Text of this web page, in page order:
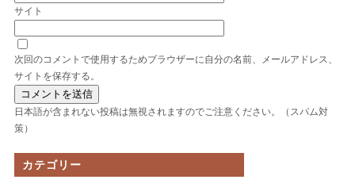
サイト
次回のコメントで使用するためブラウザーに自分の名前、メールアドレス、
サイトを保存する。
日本語が含まれない投稿は無視されますのでご注意ください。（スパム対
策）
カテゴリー